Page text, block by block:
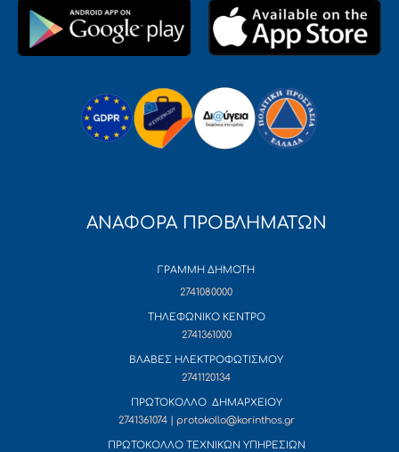
ΑΝΑΦΟΡΑ ΠΡΟΒΛΗΜΑΤΩΝ
ΓΡΑΜΜΗ ΔΗΜΟΤΗ
2741080000
ΤΗΛΕΦΩΝΙΚΟ ΚΕΝΤΡΟ
2741361000
ΒΛΑΒΕΣ ΗΛΕΚΤΡΟΦΩΤΙΣΜΟΥ
2741120134
ΠΡΩΤΟΚΟΛΛΟ ΔΗΜΑΡΧΕΙΟΥ
2741361074 | protokollo@korinthos.gr
ΠΡΩΤΟΚΟΛΛΟ ΤΕΧΝΙΚΩΝ ΥΠΗΡΕΣΙΩΝ